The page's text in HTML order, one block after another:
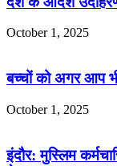
October 1, 2025
बच्चों को अगर आप
October 1, 2025
इंदौर: मुस्लिम